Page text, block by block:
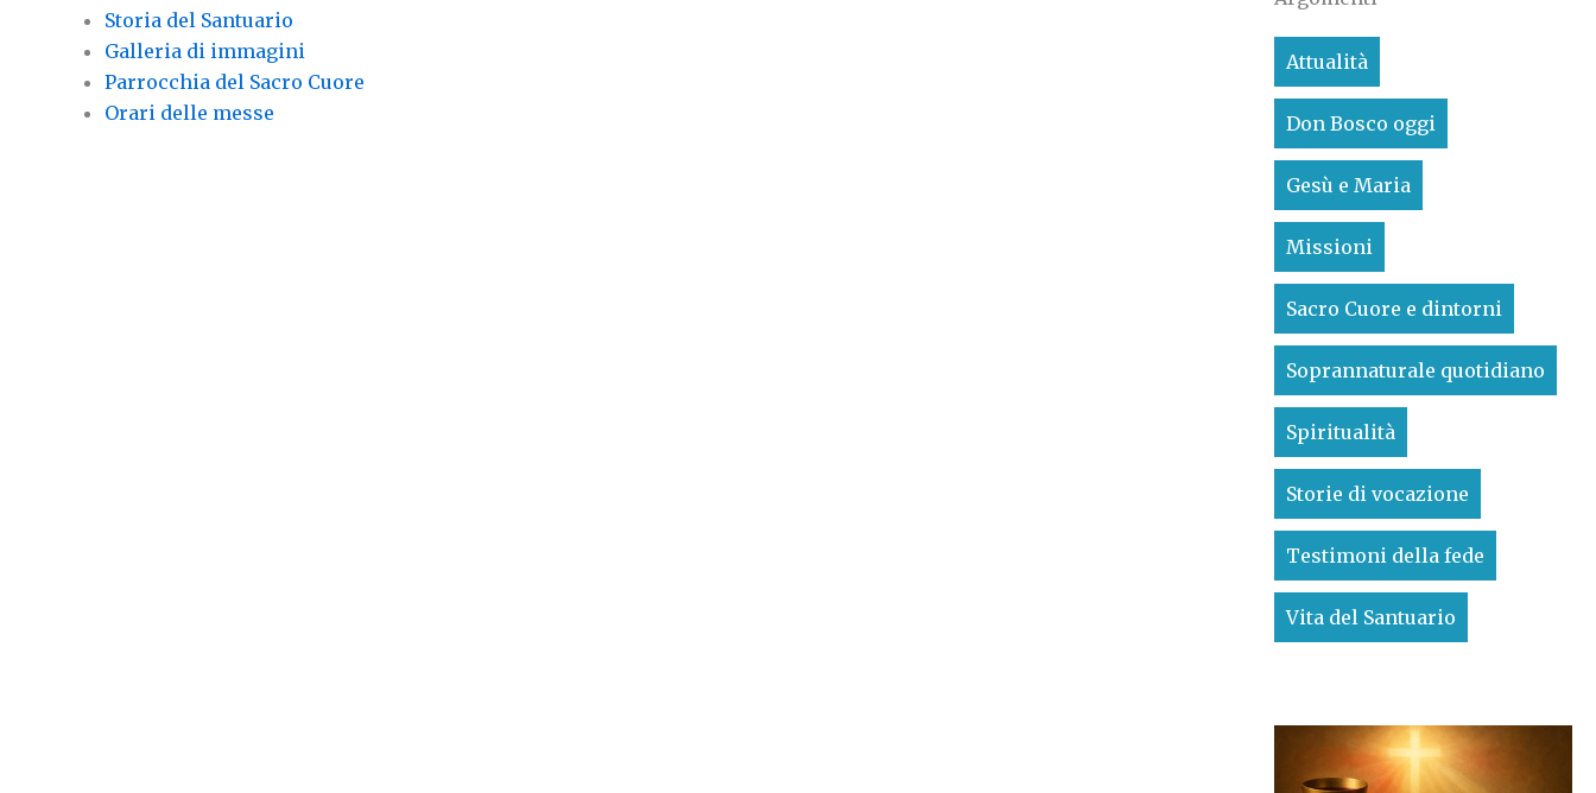
Storia del Santuario
Galleria di immagini
Parrocchia del Sacro Cuore
Orari delle messe
Attualità
Don Bosco oggi
Gesù e Maria
Missioni
Sacro Cuore e dintorni
Soprannaturale quotidiano
Spiritualità
Storie di vocazione
Testimoni della fede
Vita del Santuario